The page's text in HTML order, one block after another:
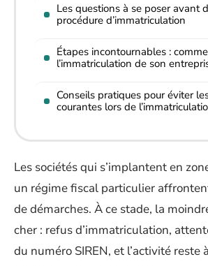
Les questions à se poser avant
procédure d’immatriculation
Étapes incontournables :
l’immatriculation de son
Conseils pratiques pour éviter
courantes lors de
Les sociétés qui s’implantent en
un régime fiscal particulier
de démarches. À ce stade, la
cher : refus d’immatriculation,
du numéro SIREN, et l’activité reste